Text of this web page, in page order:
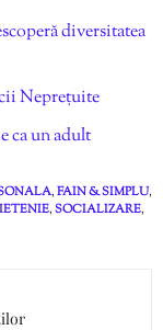
diversitatea
Neprețuite
ca un adult
,FAIN & SIMPLU,
,SOCIALIZARE,